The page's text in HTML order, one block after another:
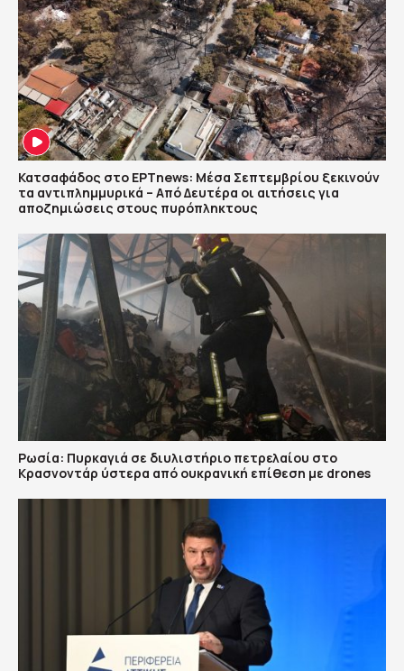
Κατσαφάδος στο ΕΡΤnews: Μέσα Σεπτεμβρίου ξεκινούν
τα αντιπλημμυρικά – Από Δευτέρα οι αιτήσεις για
αποζημιώσεις στους πυρόπληκτους
Ρωσία: Πυρκαγιά σε διυλιστήριο πετρελαίου στο
Κρασνοντάρ ύστερα από ουκρανική επίθεση με drones